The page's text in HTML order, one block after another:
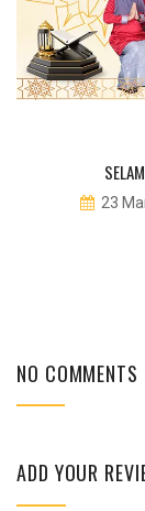
23
NO COMMENTS
ADD YOUR